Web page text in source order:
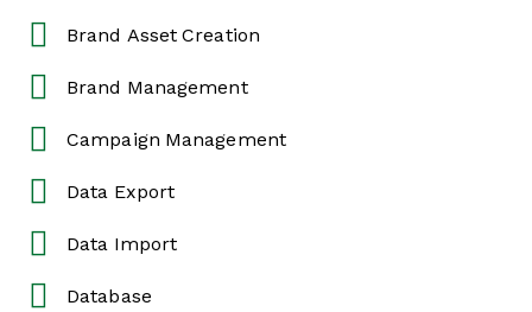
Brand Asset Creation
Brand Management
Campaign Management
Data Export
Data Import
Database